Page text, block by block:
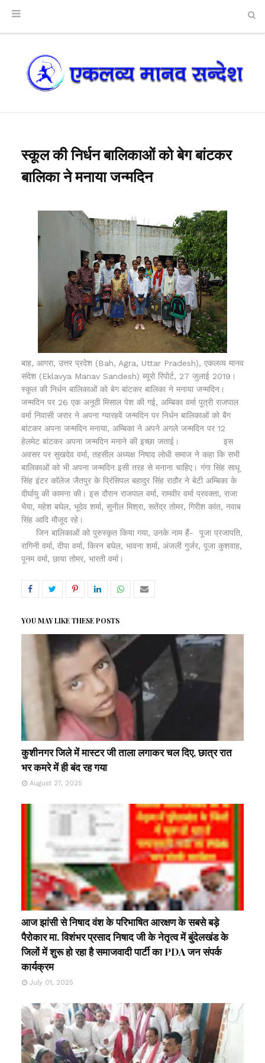
स्कूल की निर्धन बालिकाओं को बेग बांटकर
बालिका ने मनाया जन्मदिन
बाह, आगरा, उत्तर प्रदेश (Bah, Agra, Uttar Pradesh), एकलव्य मानव
संदेश (Eklavya Manav Sandesh) ब्यूरो रिपोर्ट, 27 जुलाई 2019।
स्कूल की निर्धन बालिकाओं को बेग बांटकर बालिका ने मनाया जन्मदिन।
जन्मदिन पर 26 एक अनूठी मिसाल पेश की गई, अम्बिका वर्मा पुत्री राजपाल
वर्मा निवासी जरार ने अपना ग्यारहवें जन्मदिन पर निर्धन बालिकाओं को बैग
बांटकर अपना जन्मदिन मनाया, अम्बिका ने अपने अगले जन्मदिन पर 12
हेलमेट बांटकर अपना जन्मदिन मनाने की इच्छा जताई। इस
अवसर पर सुखदेव वर्मा, तहसील अध्यक्ष निषाद लोधी समाज ने कहा कि सभी
बालिकाओं को भी अपना जन्मदिन इसी तरह से मनाना चाहिए। गंगा सिंह साधू
सिंह इंटर कॉलेज जैतपुर के प्रिंसिपल बहादुर सिंह राठौर ने बेटी अम्बिका के
दीर्घायु की कामना की। इस दौरान राजपाल वर्मा, रामवीर वर्मा प्रवक्ता, राजा
भैया, महेश बघेल, भूदेव शर्मा, सुनील मिश्रा, सतेंद्र तोमर, गिरीश कांत, नवाब
सिंह आदि मौजूद रहे।
जिन बालिकाओं को पुरुस्कृत किया गया, उनके नाम हैं- पूजा प्रजापति,
रागिनी वर्मा, दीपा वर्मा, किरन बघेल, भावना शर्मा, अंजली गुर्जर, पूजा कुशवाह,
पूनम वर्मा, छाया तोमर, भारती वर्मा।
YOU MAY LIKE THESE POSTS
कुशीनगर जिले में मास्टर जी ताला लगाकर चल दिए, छात्र रात
भर कमरे में ही बंद रह गया
August 27, 2025
आज झांसी से निषाद वंश के परिभाषित आरक्षण के सबसे बड़े
पैरोकार मा. विशंभर प्रसाद निषाद जी के नेतृत्व में बुंदेलखंड के
जिलों में शुरू हो रहा है समाजवादी पार्टी का PDA जन संपर्क
कार्यक्रम
July 01, 2025